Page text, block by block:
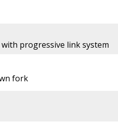
progressive link system
fork